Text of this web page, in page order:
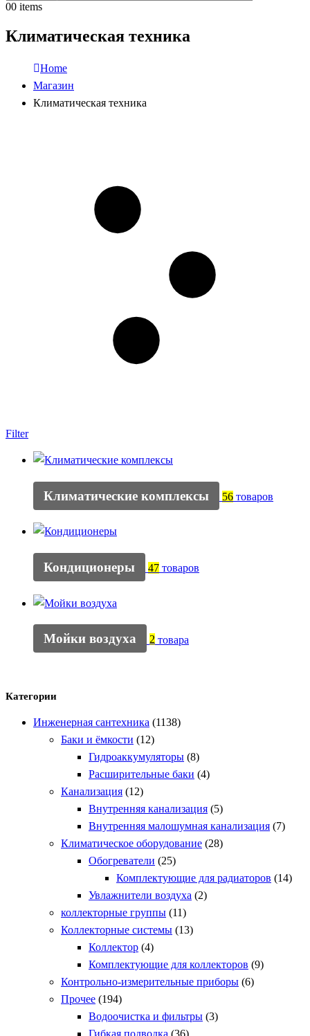
00 items
Климатическая техника
Home
Магазин
Климатическая техника
Filter
Климатические комплексы 56 товаров
Кондиционеры 47 товаров
Мойки воздуха 2 товара
Категории
Инженерная сантехника (1138)
Баки и ёмкости (12)
Гидроаккумуляторы (8)
Расширительные баки (4)
Канализация (12)
Внутренняя канализация (5)
Внутренняя малошумная канализация (7)
Климатическое оборудование (28)
Обогреватели (25)
Комплектующие для радиаторов (14)
Увлажнители воздуха (2)
коллекторные группы (11)
Коллекторные системы (13)
Коллектор (4)
Комплектующие для коллекторов (9)
Контрольно-измерительные приборы (6)
Прочее (194)
Водоочистка и фильтры (3)